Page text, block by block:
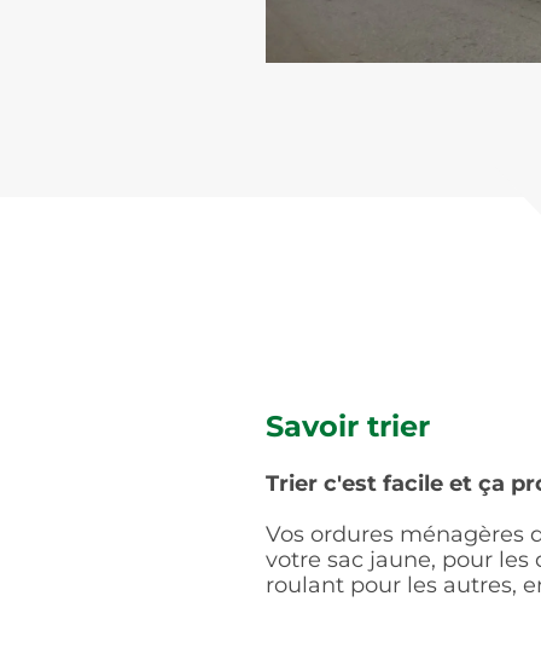
Savoir trier
Trier c'est facile et ça
Vos ordures ménagères
votre sac jaune, pour les
roulant pour les autres,